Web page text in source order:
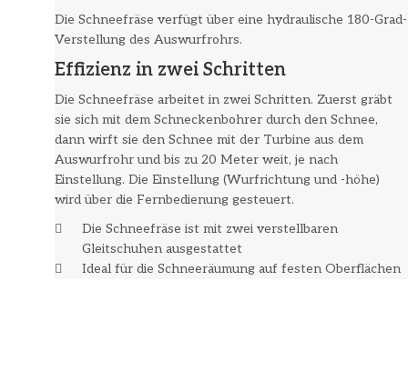
Die Schneefräse verfügt über eine hydraulische 180-Grad-
Verstellung des Auswurfrohrs.
Effizienz in zwei Schritten
Die Schneefräse arbeitet in zwei Schritten. Zuerst gräbt
sie sich mit dem Schneckenbohrer durch den Schnee,
dann wirft sie den Schnee mit der Turbine aus dem
Auswurfrohr und bis zu 20 Meter weit, je nach
Einstellung. Die Einstellung (Wurfrichtung und -höhe)
wird über die Fernbedienung gesteuert.
Die Schneefräse ist mit zwei verstellbaren
Gleitschuhen ausgestattet
Ideal für die Schneeräumung auf festen Oberflächen